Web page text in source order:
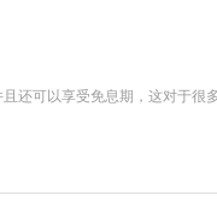
还可以享受免息期，这对于很